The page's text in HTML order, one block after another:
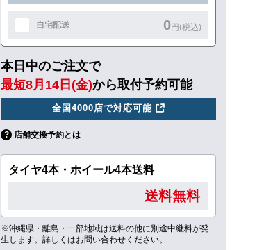
自宅配送 0円(税込)
本日中のご注文で
最短8月14日(金)から取付予約可能
全国4000店で対応可能
店舗交換予約とは
タイヤ4本・ホイール4本送料
送料無料
※沖縄県・離島・一部地域は送料の他に別途中継料が発
生します。詳しくはお問い合わせください。